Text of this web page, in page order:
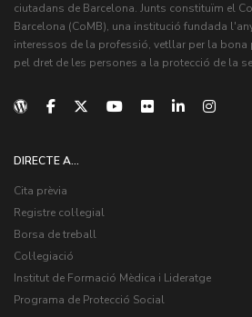
ciutadans de Barcelona. Junts constituïm el
Barcelona (CoMB), una institució fundada
interessos de la professió, vetllar per la bona
pel dret de les persones a la protecció de la
DIRECTE A...
Cita prèvia
Registre col·legial
Borsa de treball
Col·legiació
Institut de Formació Mèdica i Lideratge
Programa de Protecció Social